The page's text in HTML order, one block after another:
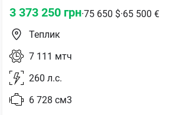
3 373 250 грн·75 650 $·65 500 €
Теплик
7 111 мтч
260 л.с.
6 728 см3